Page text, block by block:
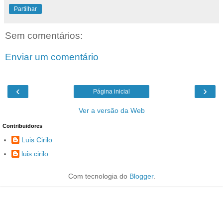
Partilhar
Sem comentários:
Enviar um comentário
‹ ›
Página inicial
Ver a versão da Web
Contribuidores
Luis Cirilo
luis cirilo
Com tecnologia do Blogger.